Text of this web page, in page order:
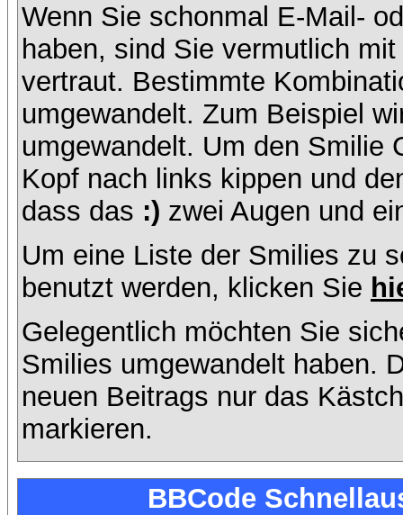
Wenn Sie schonmal E-Mail-
haben, sind Sie vermutlich
vertraut. Bestimmte
umgewandelt. Zum Beispiel
umgewandelt. Um den Smilie
Kopf nach links kippen und
dass das :) zwei Augen und
Um eine Liste der Smilies zu
benutzt werden, klicken Sie
Gelegentlich möchten Sie
Smilies umgewandelt haben.
neuen Beitrags nur das
markieren.
BBCode